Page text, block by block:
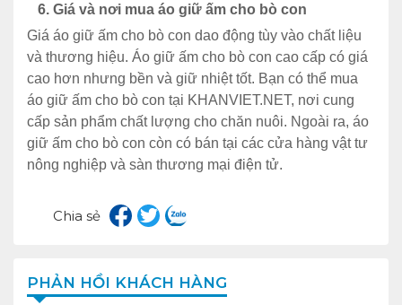
6. Giá và nơi mua áo giữ ấm cho bò con
Giá áo giữ ấm cho bò con dao động tùy vào chất liệu
và thương hiệu. Áo giữ ấm cho bò con cao cấp có giá
cao hơn nhưng bền và giữ nhiệt tốt. Bạn có thể mua
áo giữ ấm cho bò con tại KHANVIET.NET, nơi cung
cấp sản phẩm chất l ượng cho chăn nuôi. Ngoài ra, áo
giữ ấm cho bò con còn có bán tại các cửa hàng vật tư
nông nghiệp và sàn thương mại điện tử.
Chia sẻ
PHẢN HỒI KHÁCH HÀNG